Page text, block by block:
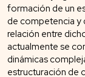
formación de un
de competencia y
relación entre
actualmente se
dinámicas
estructuración de